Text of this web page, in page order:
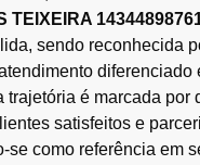
TEIXEIRA
sendo reconhecida
diferenciado
trajetória é marcada por
satisfeitos e
se como referência em